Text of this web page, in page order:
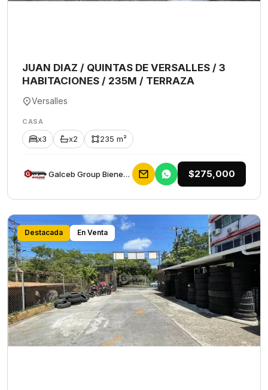
JUAN DIAZ / QUINTAS DE VERSALLES / 3
HABITACIONES / 235M / TERRAZA
Versalles
CASA
x3 x2 235 m²
Galceb Group Bienes Raices $275,000
Destacada En Venta